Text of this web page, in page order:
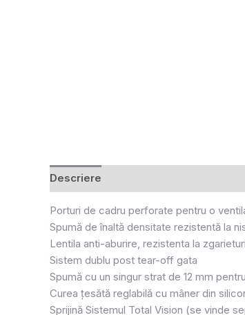
Descriere
Porturi de cadru perforate pentru o
Spumă de înaltă densitate rezistentă la
Lentila anti-aburire, rezistenta la
Sistem dublu post tear-off gata
Spumă cu un singur strat de 12 mm
Curea țesătă reglabilă cu mâner din
Sprijină Sistemul Total Vision (se vinde